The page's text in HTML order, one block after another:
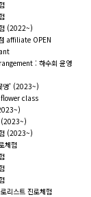
(2022~)
affiliate OPEN
: 하수회 윤영
' (2023~)
class
(2023~)
체험
스트 진로체험